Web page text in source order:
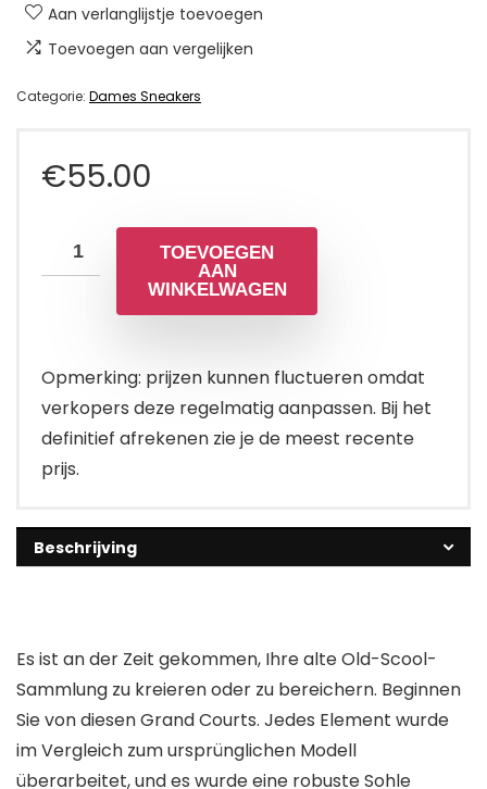
Aan verlanglijstje toevoegen
Toevoegen aan vergelijken
Categorie: Dames Sneakers
€55.00
TOEVOEGEN
AAN
WINKELWAGEN
Opmerking: prijzen kunnen fluctueren omdat
verkopers deze regelmatig aanpassen. Bij het
definitief afrekenen zie je de meest recente
prijs.
Beschrijving
Es ist an der Zeit gekommen, Ihre alte Old-Scool-
Sammlung zu kreieren oder zu bereichern. Beginnen
Sie von diesen Grand Courts. Jedes Element wurde
im Vergleich zum ursprünglichen Modell
überarbeitet, und es wurde eine robuste Sohle